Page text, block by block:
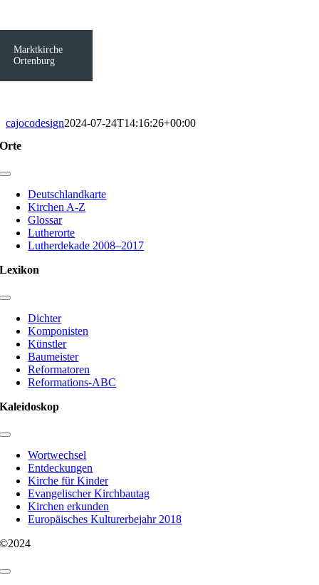
Marktkirche
Ortenburg
cajocodesign2024-07-24T14:16:26+00:00
Orte
Toggle
NavigationDeutschlandkarte
Kirchen A-Z
Glossar
Lutherorte
Lutherdekade 2008–2017
Lexikon
Toggle
Navigation
Dichter
Komponisten
Künstler
Baumeister
Reformatoren
Reformations-ABC
Kaleidoskop
Toggle
NavigationWortwechsel
Entdeckungen
Kirche für Kinder
Evangelischer Kirchbautag
Kirchen erkunden
Europäisches Kulturerbejahr 2018
©2024
Toggle